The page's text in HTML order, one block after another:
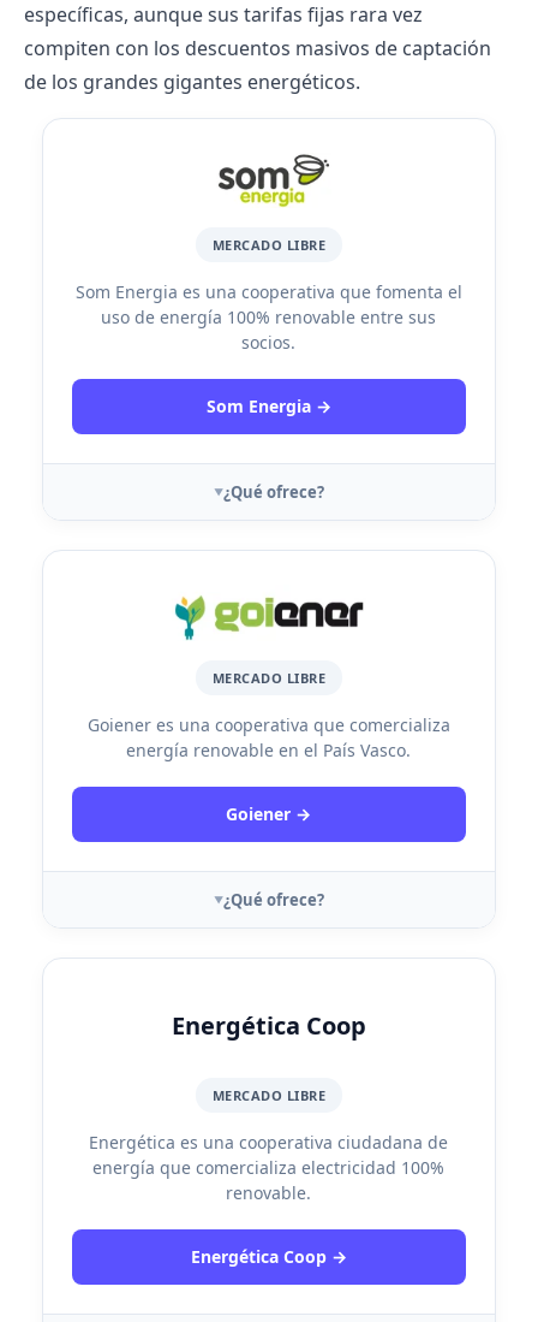
específicas, aunque sus tarifas fijas rara vez
compiten con los descuentos masivos de captación
de los grandes gigantes energéticos.
MERCADO LIBRE
Som Energia es una cooperativa que fomenta el
uso de energía 100% renovable entre sus
socios.
Som Energia →
¿Qué ofrece?
MERCADO LIBRE
Goiener es una cooperativa que comercializa
energía renovable en el País Vasco.
Goiener →
¿Qué ofrece?
Energética Coop
MERCADO LIBRE
Energética es una cooperativa ciudadana de
energía que comercializa electricidad 100%
renovable.
Energética Coop →